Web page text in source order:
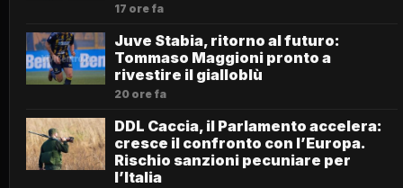
17 ore fa
Juve Stabia, ritorno al futuro:
Tommaso Maggioni pronto a
rivestire il gialloblù
20 ore fa
DDL Caccia, il Parlamento accelera:
cresce il confronto con l’Europa.
Rischio sanzioni pecuniare per
l’Italia